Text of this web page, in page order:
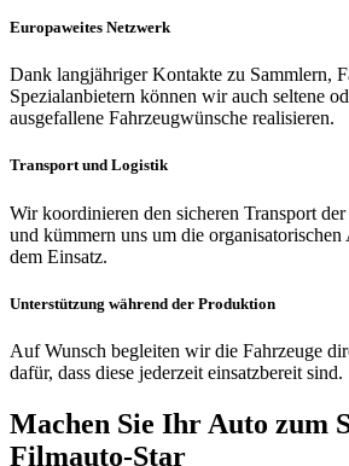
Europaweites Netzwerk
Dank langjähriger Kontakte zu Sammlern,
Spezialanbietern können wir auch seltene
ausgefallene Fahrzeugwünsche realisieren.
Transport und Logistik
Wir koordinieren den sicheren Transport
und kümmern uns um die
dem Einsatz.
Unterstützung während der Produktion
Auf Wunsch begleiten wir die Fahrzeuge
dafür, dass diese jederzeit einsatzbereit sind.
Machen Sie Ihr Auto zum
Filmauto-Star